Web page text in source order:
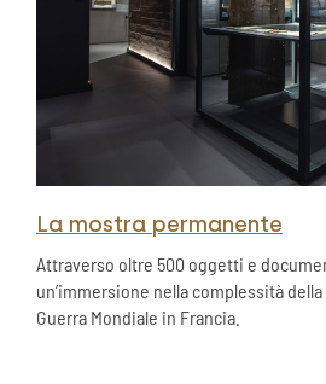
La mostra permanente
Attraverso oltre 500 oggetti e
un’immersione nella complessità
Guerra Mondiale in Francia.